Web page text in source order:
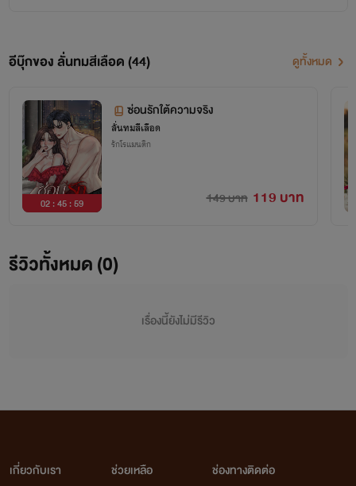
อีบุ๊กของ ลั่นทมสีเลือด (44) ดูทั้งหมด
02 : 45 : 59
ซ่อนรักใต้ความจริง
ลั่นทมสีเลือด
รักโรแมนติก
149 บาท 119 บาท
รีวิวทั้งหมด (0)
เรื่องนี้ยังไม่มีรีวิว
เกี่ยวกับเรา
ช่วยเหลือ
ช่องทางติดต่อ